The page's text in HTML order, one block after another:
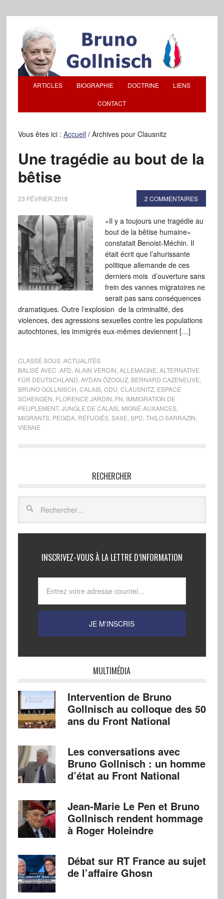
ARTICLES BIOGRAPHIE DOCTRINE LIENS
CONTACT
Vous êtes ici : Accueil /Archives pour Clausnitz
Une tragédie au bout de la
bêtise
23 FÉVRIER 2016 2 COMMENTAIRES
«Il y a toujours une tragédie au
bout de la bêtise humaine»
constatait Benoist-Méchin. Il
était écrit que l’ahurissante
politique allemande de ces
derniers mois d’ouverture sans
frein des vannes migratoires ne
serait pas sans conséquences
dramatiques. Outre l’explosion de la criminalité, des
violences, des agressions sexuelles contre les populations
autochtones, les immigrés eux-mêmes deviennent […]
CLASSÉ SOUS :ACTUALITÉS
BALISÉ AVEC :AFD ALAIN VERDIN ALLEMAGNE ALTERNATIVE
FÜR DEUTSCHLAND AYDAN ÖZOGUZ, BERNARD CAZENEUVE
BRUNO GOLLNISCH CALAIS, CDU CLAUSNITZ, ESPACE
SCHENGEN FLORENCE JARDIN FN IMMIGRATION DE
PEUPLEMENT, JUNGLE DE CALAIS, MIGNÉ-AUXANCES,
MIGRANTS, PEGIDA, RÉFUGIÉS, SAXE SPD THILO SARRAZIN
VIENNE
RECHERCHER
INSCRIVEZ-VOUS À LA LETTRE D’INFORMATION
MULTIMÉDIA
Intervention de Bruno
Gollnisch au colloque des 50
ans du Front National
Les conversations avec
Bruno Gollnisch : un homme
d’état au Front National
Jean-Marie Le Pen et Bruno
Gollnisch rendent hommage
à Roger Holeindre
Débat sur RT France au sujet
de l’affaire Ghosn